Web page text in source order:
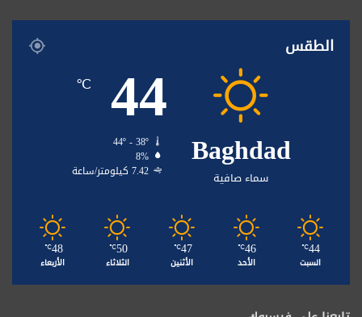
الطقس
Baghdad
سماء صافية
44
℃
44º - 38º
8%
7.42 كيلومتر/ساعة
44
℃
السبت
46
℃
الأحد
47
℃
الأثنين
50
℃
الثلاثاء
48
℃
الأربعاء